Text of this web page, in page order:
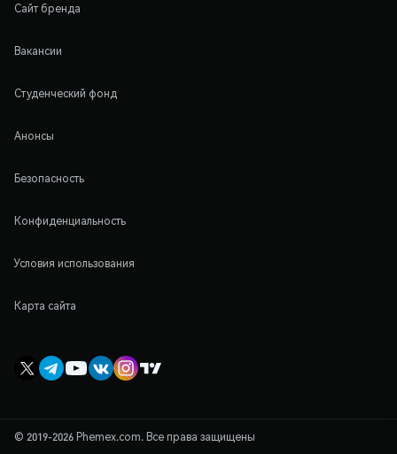
Сайт бренда
Вакансии
Студенческий фонд
Анонсы
Безопасность
Конфиденциальность
Условия использования
Карта сайта
© 2019-2026 Phemex.com. Все права защищены